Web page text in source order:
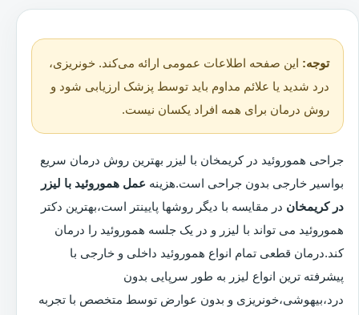
توجه: این صفحه اطلاعات عمومی ارائه می‌کند. خونریزی،
درد شدید یا علائم مداوم باید توسط پزشک ارزیابی شود و
روش درمان برای همه افراد یکسان نیست.
جراحی هموروئید در کریمخان با لیزر بهترین روش درمان سریع
بواسیر خارجی بدون جراحی است.هزینه عمل هموروئید با لیزر
در کریمخان در مقایسه با دیگر روشها پایینتر است،بهترین دکتر
هموروئید می تواند با لیزر و در یک جلسه هموروئید را درمان
کند.درمان قطعی تمام انواع هموروئید داخلی و خارجی با
پیشرفته ترین انواع لیزر به طور سرپایی بدون
درد،بیهوشی،خونریزی و بدون عوارض توسط متخصص با تجربه